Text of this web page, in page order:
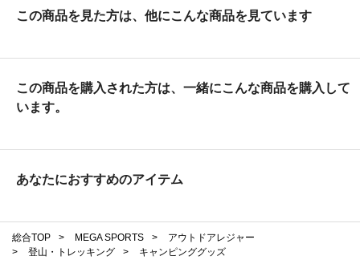
この商品を見た方は、他にこんな商品を見ています
この商品を購入された方は、一緒にこんな商品を購入して
います。
あなたにおすすめのアイテム
総合TOP > MEGA SPORTS >
アウトドアレジャー
>
登山・トレッキング >
キャンピンググッズ